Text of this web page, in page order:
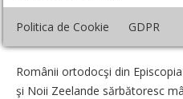
Politica de Cookie GDPR
Data: 03 Decembrie 2010
Românii ortodocşi din
şi Noii Zeelande sărbătoresc